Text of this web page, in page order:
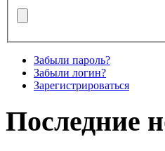
Забыли пароль?
Забыли логин?
Зарегистрироваться
Последние